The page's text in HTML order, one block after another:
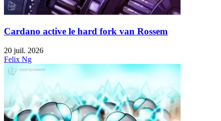
Cardano active le hard fork van Rossem
20 juil. 2026
Felix Ng